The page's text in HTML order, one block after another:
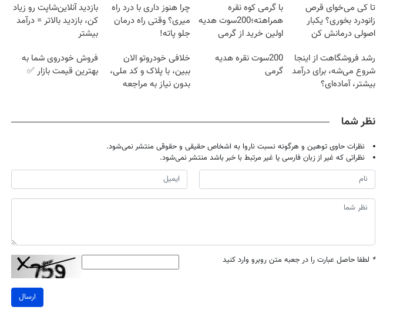
تا کی می‌خوای قرص
زانودرد بخوری؟ یکبار
اصولی درمانش کن
با گرمی کوه نقره
همراهته؛200سوت هدیه
اولین خرید از گرمی
چرا هنوز داری با درد راه
میری؟ وقتی راه درمان
جلو پاته!
بازدید آنلاین‌شاپت رو زیاد
کن، بازدید بالاتر = درآمد
بیشتر
رشد فروشگاهت از اینجا
شروع می‌شه، برای درآمد
بیشتر، آماده‌ای؟
200سوت نقره هدیه
گرمی
خلافی خودروتو الان
ببین، با پلاک و کد ملی،
بدون نیاز به مراجعه
فروش خودروی شما به
بهترین قیمت بازار ✅
نظر شما
نظرات حاوی توهین و هرگونه نسبت ناروا به اشخاص حقیقی و حقوقی منتشر نمی‌شود.
نظراتی که غیر از زبان فارسی یا غیر مرتبط با خبر باشد منتشر نمی‌شود.
* لطفا حاصل عبارت را در جعبه متن روبرو وارد کنید
ارسال